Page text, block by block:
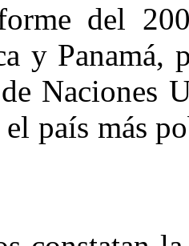
del
y
Naciones
país más